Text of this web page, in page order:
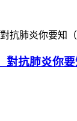
對抗肺炎你要